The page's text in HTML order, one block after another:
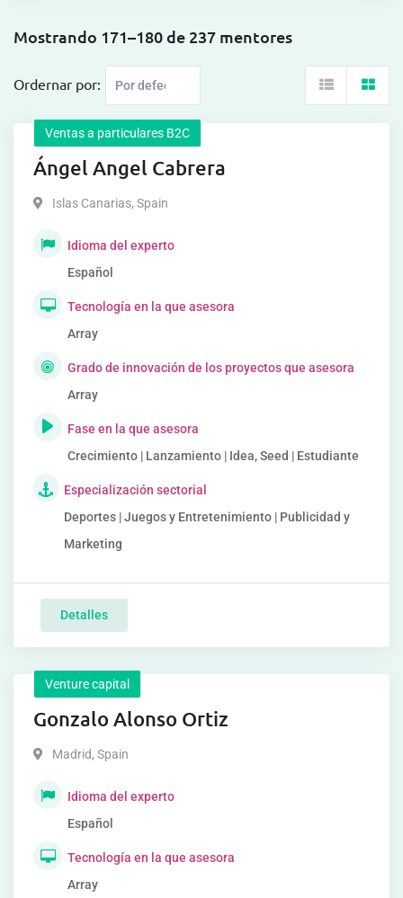
Mostrando 171–180 de 237 mentores
Ordernar por:
Ventas a particulares B2C
Ángel Angel Cabrera
Islas Canarias, Spain
Idioma del experto
Español
Tecnología en la que asesora
Array
Grado de innovación de los proyectos que asesora
Array
Fase en la que asesora
Crecimiento | Lanzamiento | Idea, Seed | Estudiante
Especialización sectorial
Deportes | Juegos y Entretenimiento | Publicidad y
Marketing
Detalles
Venture capital
Gonzalo Alonso Ortiz
Madrid, Spain
Idioma del experto
Español
Tecnología en la que asesora
Array